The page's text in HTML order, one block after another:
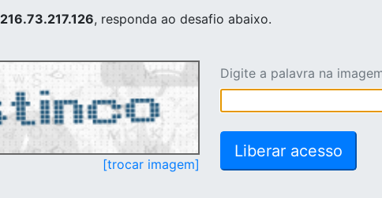
216.73.217.126, responda ao desafio abaixo.
[trocar imagem]
Digite a palavra na